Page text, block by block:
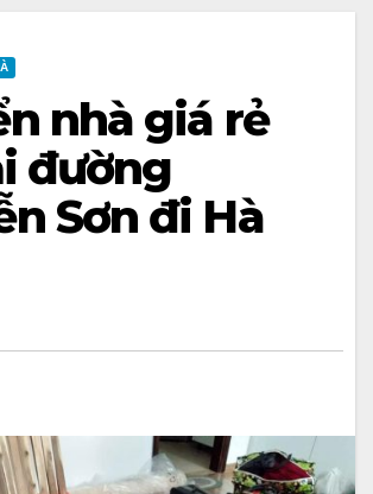
nhà giá rẻ
đường
Sơn đi Hà